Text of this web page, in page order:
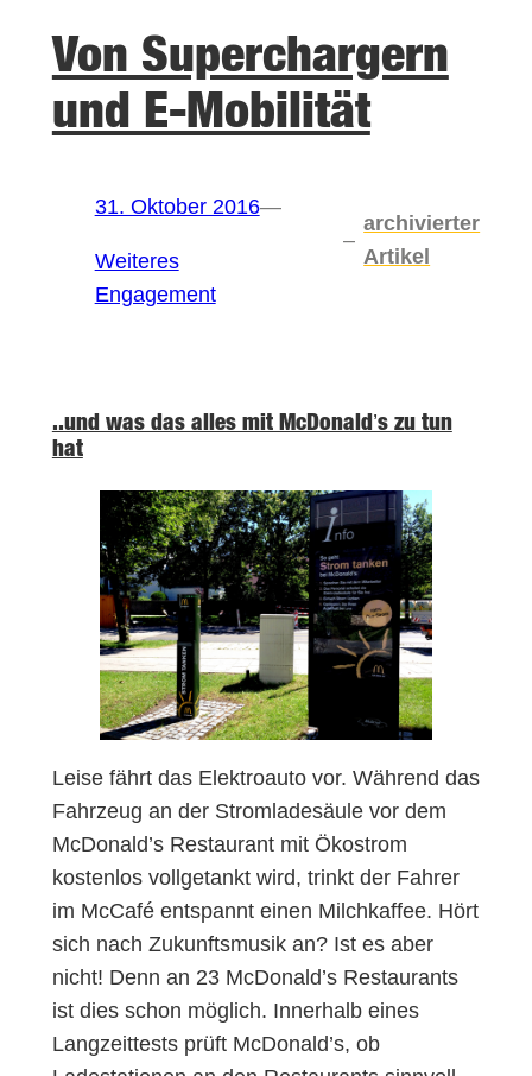
Von Superchargern
und E-Mobilität
31. Oktober 2016—
Weiteres
Engagement
–
archivierter
Artikel
..und was das alles mit McDonald’s zu tun
hat
Leise fährt das Elektroauto vor. Während das
Fahrzeug an der Stromladesäule vor dem
McDonald’s Restaurant mit Ökostrom
kostenlos vollgetankt wird, trinkt der Fahrer
im McCafé entspannt einen Milchkaffee. Hört
sich nach Zukunftsmusik an? Ist es aber
nicht! Denn an 23 McDonald’s Restaurants
ist dies schon möglich. Innerhalb eines
Langzeittests prüft McDonald’s, ob